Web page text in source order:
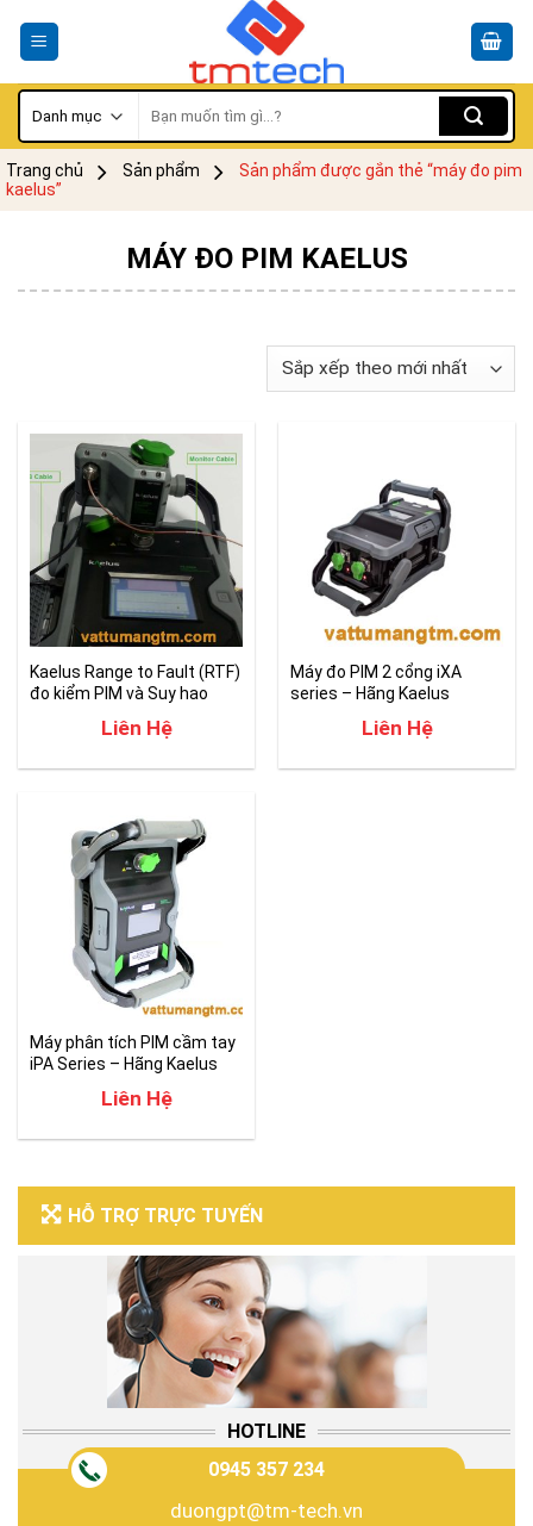
kiếm:
Trang chủ Sản phẩm
Sản phẩm được gắn thẻ “máy đo pim
kaelus”
HỖ TRỢ TRỰC TUYẾN
HOTLINE
0945 357 234
duongpt@tm-tech.vn
MÁY ĐO PIM KAELUS
Kaelus Range to Fault (RTF)
đo kiểm PIM và Suy hao
Liên Hệ
Máy đo PIM 2 cổng iXA
series – Hãng Kaelus
Liên Hệ
Máy phân tích PIM cầm tay
iPA Series – Hãng Kaelus
Liên Hệ